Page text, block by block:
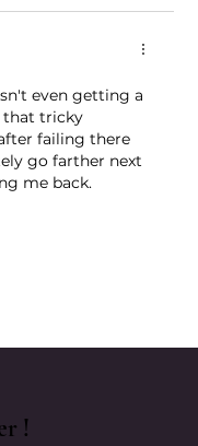
even getting a
that tricky
failing there
go farther next
me back.
!